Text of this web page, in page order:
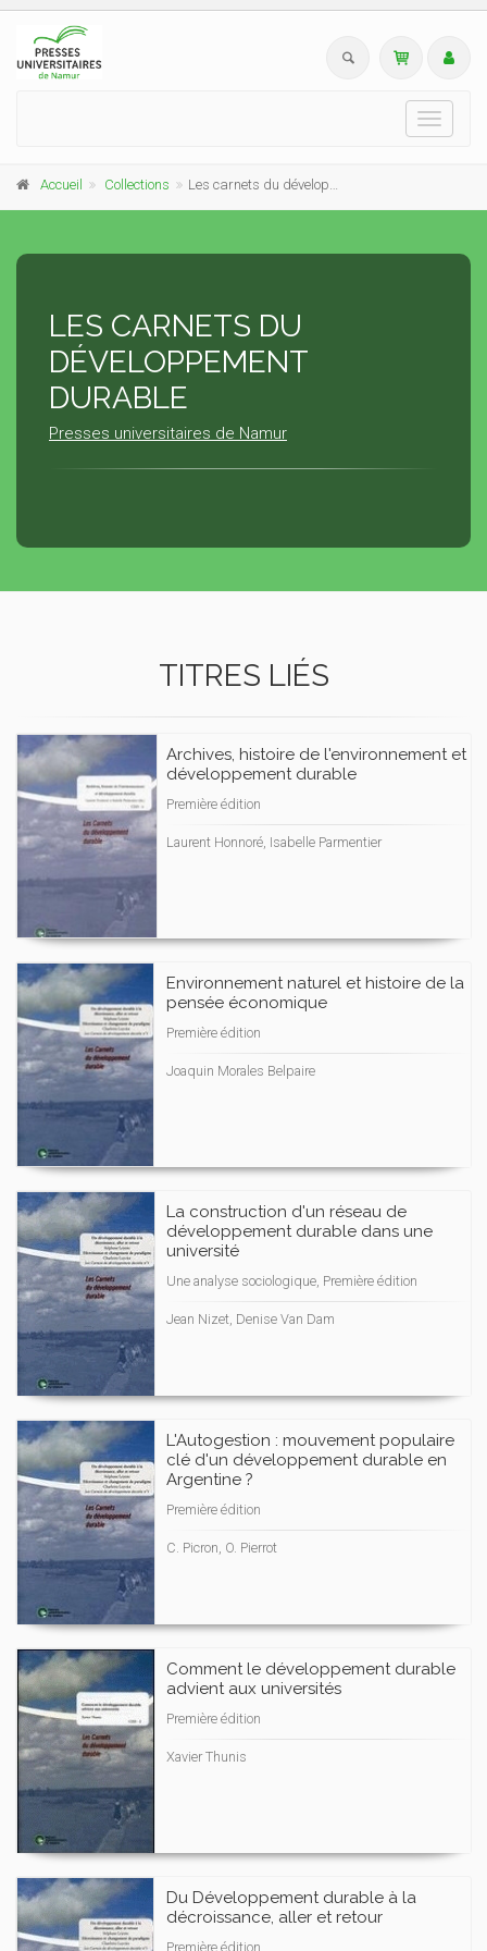
Toggle
Accueil Collections Les carnets du développement durable
LES CARNETS DU
DÉVELOPPEMENT
DURABLE
Presses universitaires de Namur
TITRES LIÉS
Archives, histoire de l'environnement et
développement durable
Première édition
Laurent Honnoré, Isabelle Parmentier
Environnement naturel et histoire de la
pensée économique
Première édition
Joaquin Morales Belpaire
La construction d'un réseau de
développement durable dans une
université
Une analyse sociologique, Première édition
Jean Nizet, Denise Van Dam
L'Autogestion : mouvement populaire
clé d'un développement durable en
Argentine ?
Première édition
C. Picron, O. Pierrot
Comment le développement durable
advient aux universités
Première édition
Xavier Thunis
Du Développement durable à la
décroissance, aller et retour
Première édition